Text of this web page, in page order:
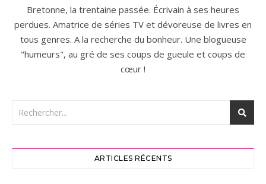
Bretonne, la trentaine passée. Écrivain à ses heures
perdues. Amatrice de séries TV et dévoreuse de livres en
tous genres. A la recherche du bonheur. Une blogueuse
"humeurs", au gré de ses coups de gueule et coups de
cœur !
ARTICLES RÉCENTS